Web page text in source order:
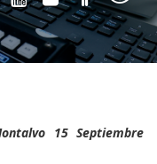
15 Septiembre